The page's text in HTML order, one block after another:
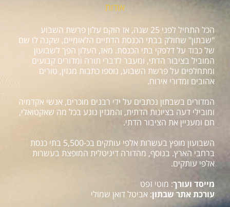
אודות
הכל התחיל לפני 25 שנה, אז הוקם עלון פרשת השבוע
"שבתון" שחולק בבתי הכנסת הדתיים הלאומיים, שקנה לו שם
של כבוד על דלפקי בתי הכנסת. מאז, העלון הפך לשבועון
המוביל בציבור הדתי, ומעבר לדברי תורה ומדורים קבועים
ומתחלפים על פרשת השבוע, נוספו כתבות מגזין, טורים
אהובים ומדורי אירוח.
המדורים בשבתון נכתבים על ידי רבנים מוכרים, אנשי אקדמיה
ומובילי דעה בציונות הדתית, והמגזין נוגע בכל מה שאקטואלי,
חם ומעניין את הציבור הדתי.
השבועון מופץ בעשרות אלפי עותקים בכ-5,500 בתי כנסת
ברחבי הארץ. בנוסף, מהדורה דיגיטלית המופצת בעשרות
אלפי עותקים.
מייסד ועורך: מוטי זפט
עורכת אתר שבתון: אביטל דואן שמולי